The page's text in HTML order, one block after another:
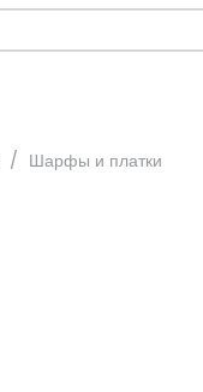
/ Шарфы и платки